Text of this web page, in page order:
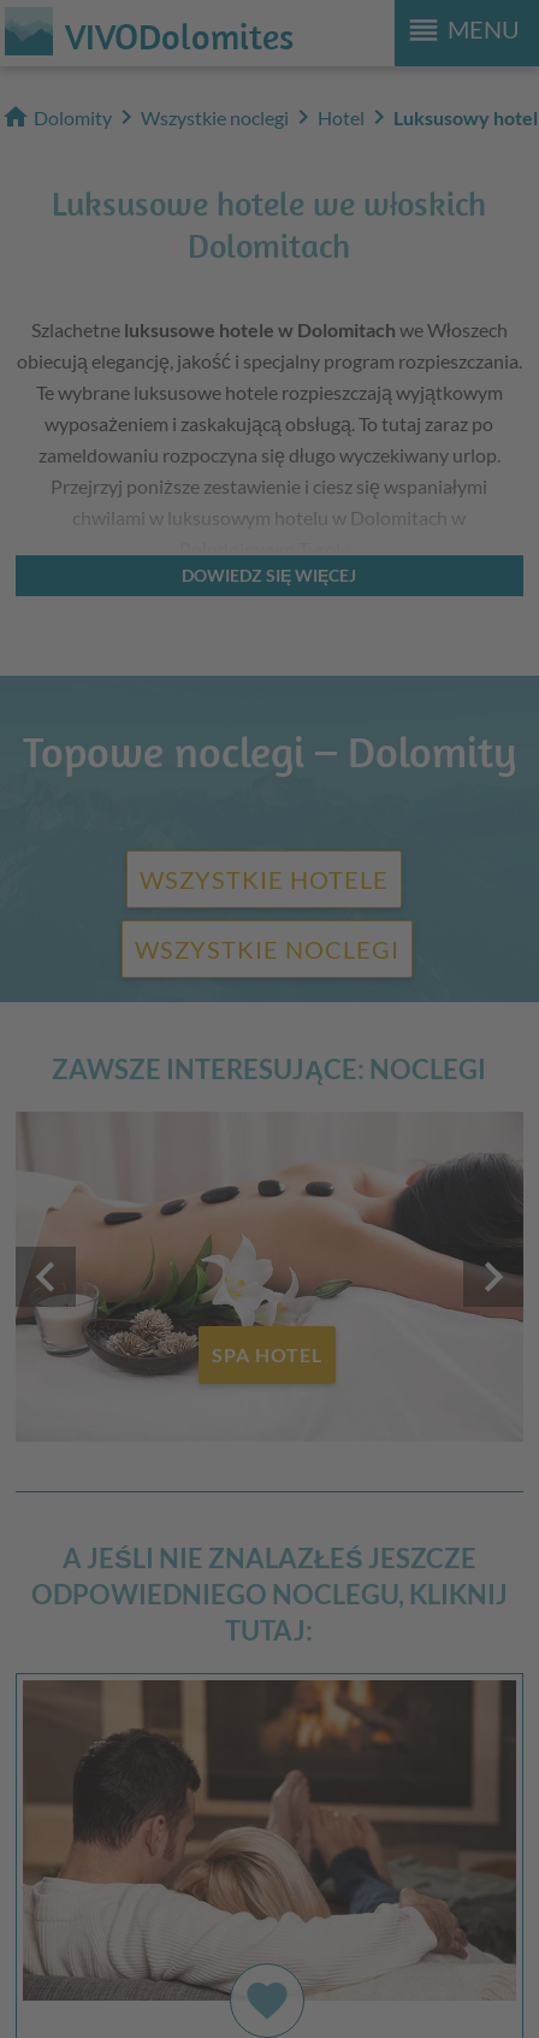
reorder MENU
VIVODolomites
home Dolomity chevron_right Wszystkie noclegi chevron_right Hotel chevron_right Luksusowy hotel
Luksusowe hotele we włoskich
Dolomitach
Szlachetne luksusowe hotele w Dolomitach we Włoszech
obiecują elegancję, jakość i specjalny program rozpieszczania.
Te wybrane luksusowe hotele rozpieszczają wyjątkowym
wyposażeniem i zaskakującą obsługą. To tutaj zaraz po
zameldowaniu rozpoczyna się długo wyczekiwany urlop.
Przejrzyj poniższe zestawienie i ciesz się wspaniałymi
chwilami w luksusowym hotelu w Dolomitach w
DOWIEDZ SIĘ WIĘCEJ
Topowe noclegi – Dolomity
WSZYSTKIE HOTELE
WSZYSTKIE NOCLEGI
ZAWSZE INTERESUJĄCE: NOCLEGI
SPA HOTEL
keyboard_arrow_left keyboard_arrow_right
A JEŚLI NIE ZNALAZŁEŚ JESZCZE
ODPOWIEDNIEGO NOCLEGU, KLIKNIJ
TUTAJ:
favorite